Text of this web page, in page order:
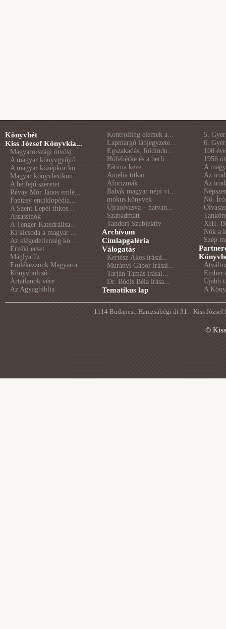
Könyvhét
Kiss József Könyvkia...
Magyarországi ötvösj...
A magyar könyvgyűjtő...
A magyar középkor kö...
Magyar könyvlexikon
A hétfejű szeretet
Révay Mór János emlé...
Fantasy enciklopédia...
A Szent Lepel titkos...
Assassinók
A Tenger Katedrálisa...
Ki kicsoda a magyar ...
Az elégedetlenség kö...
Érzéki ecset
Máglyatűz
Emlékezzünk Magyaror...
Könyvbölcső
Ártatlanok vére
Az Agyagbiblia
Kontrolling elemek a...
Lapmargó lábjegyzete...
Égszakadás, földindu...
Hófehérke és a berli...
Fátima keze
Amelia titkai
Aforizmák
Babák magyar népi vi...
mókus könyvek
Újraolvasva – hatvan...
Szabadmatt
Tandori Szubjektív
Archívum
Címlapgaléria
Válogatás
Kertész Ákos írásai...
Murányi Gábor írásai...
Tarján Tamás írásai...
Dr. Bódis Béla írása...
Tematikus lap
5.
6.
100
1956
A
Az
Az
Nő.
XIII.
Nők a
Szép
Ember
Újabb
A
1114 Budapest, Hamzsabégi út 31. | Kiss
©